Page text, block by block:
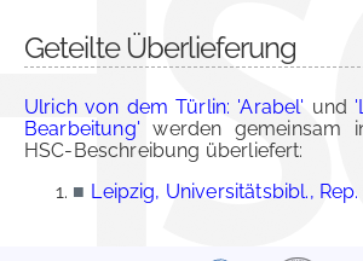
Geteilte Überlieferung
Ulrich von dem Türlin: 'Arabel' und
Bearbeitung' werden gemeinsam
HSC-Beschreibung überliefert:
■ Leipzig, Universitätsbibl., Rep.